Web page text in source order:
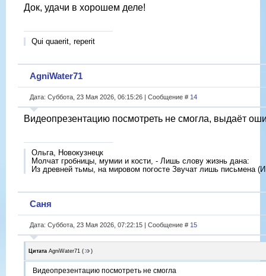
Док, удачи в хорошем деле!
Qui quaerit, reperit
AgniWater71
Дата: Суббота, 23 Мая 2026, 06:15:26 | Сообщение # 14
Видеопрезентацию посмотреть не смогла, выдаёт
Ольга, Новокузнецк
Молчат гробницы, мумии и кости, - Лишь слову жизнь дана:
Из древней тьмы, на мировом погосте Звучат лишь письмена
Саня
Дата: Суббота, 23 Мая 2026, 07:22:15 | Сообщение # 15
Цитата AgniWater71 ( )
Видеопрезентацию посмотреть не смогла